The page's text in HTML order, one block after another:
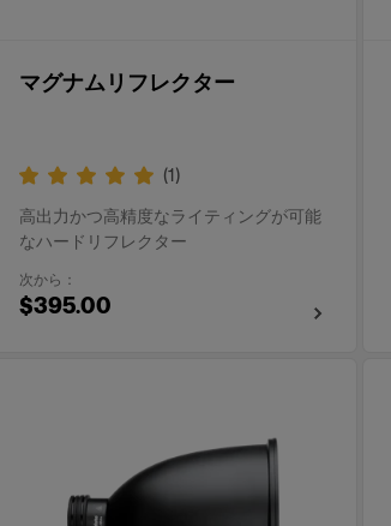
マグナムリフレクター
(1)
高出力かつ高精度なライティングが可能
なハードリフレクター
次から：
$395.00